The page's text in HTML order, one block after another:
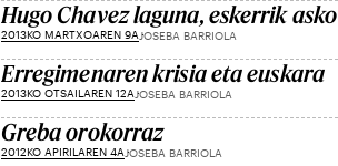
Hugo Chavez laguna, eskerrik asko
2013KO MARTXOAREN 9AJOSEBA BARRIOLA
Erregimenaren krisia eta euskara
2013KO OTSAILAREN 12AJOSEBA BARRIOLA
Greba orokorraz
2012KO APIRILAREN 4AJOSEBA BARRIOLA